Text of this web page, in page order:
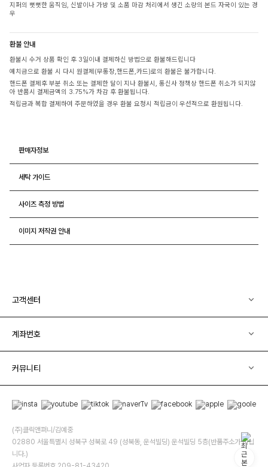
지퍼의 뻣뻣한 움직임, 신발이나 가방 및 소품 마감 처리에서 생긴 소량의 본드 자국이 있는 경
우
환불 안내
환불시 수거 상품 확인 후 3일이내 결제하신 방법으로 환불해드립니다
예치금으로 환불 시 다시 원결제(무통장,핸드폰,카드)로의 환불은 불가합니다.
핸드폰 결제후 부분 취소 또는 결제한 달이 지나 환불시, 통신사 정책상 핸드폰 취소가 되지않
아 반품시 결제금액의 3.75%가 차감 후 환불됩니다.
적립금과 복합 결제하여 주문하였을 경우 환불 요청시 적립금이 우선적으로 환원됩니다.
판매자정보
세탁 가이드
사이즈 측정 방법
이미지 저작권 안내
고객센터
계좌번호
커뮤니티
(주)클릭앤퍼니/김예중
02880 서울특별시 성북구 성북로 49 (성북동, 운석빌딩) 운석빌딩 5층(반품주소가 아닙
니다.)